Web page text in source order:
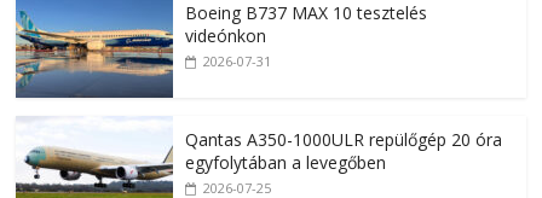
Boeing B737 MAX 10 tesztelés
videónkon
2026-07-31
Qantas A350-1000ULR repülőgép 20 óra
egyfolytában a levegőben
2026-07-25